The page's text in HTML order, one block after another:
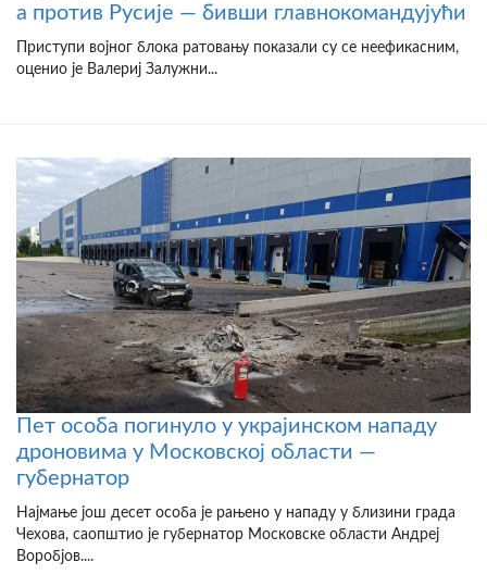
а против Русије — бивши главнокомандујући
Приступи војног блока ратовању показали су се неефикасним,
оценио је Валериј Залужни...
Пет особа погинуло у украјинском нападу
дроновима у Московској области —
губернатор
Најмање још десет особа је рањено у нападу у близини града
Чехова, саопштио је губернатор Московске области Андреј
Воробјов....